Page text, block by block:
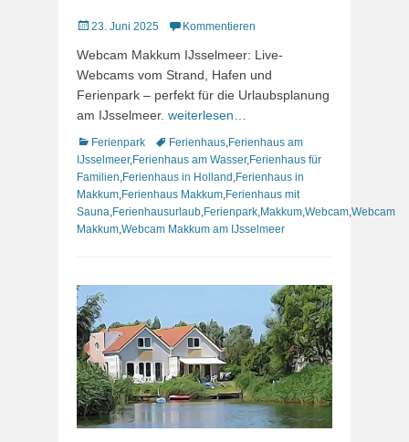
Veröffentlicht
23. Juni 2025 Kommentieren
Webcam Makkum IJsselmeer: Live-
Webcams vom Strand, Hafen und
Ferienpark – perfekt für die Urlaubsplanung
am IJsselmeer. weiterlesen…
Kategorien
Ferienpark Schlagworte
Ferienhaus Ferienhaus am
IJsselmeer, Ferienhaus am Wasser, Ferienhaus für
Familien Ferienhaus in Holland Ferienhaus in
Makkum Ferienhaus Makkum Ferienhaus mit
Sauna Ferienhausurlaub Ferienpark Makkum Webcam Webcam
Makkum Webcam Makkum am IJsselmeer